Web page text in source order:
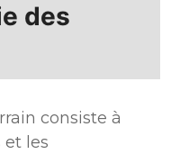
des
consiste à
les